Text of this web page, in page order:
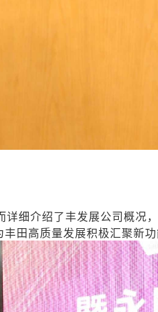
细介绍了丰发展公司概况
田高质量发展积极汇聚新